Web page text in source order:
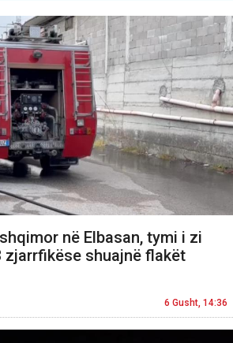
në Elbasan, tymi i zi
zjarrfikëse shuajnë flakët
6 Gusht, 14:36